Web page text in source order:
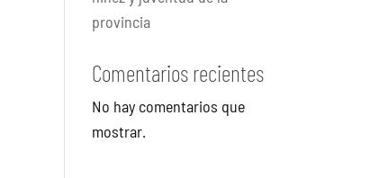
provincia
Comentarios recientes
No hay comentarios que
mostrar.